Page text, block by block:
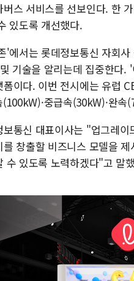
스 서비스를 선보인다. 한
있도록 개선했다.
'에서는 롯데정보통신 자회
기술을 알리는데 집중한다
폼이다. 이번 전시에는 유럽
(100kW)·중급속(30kW)·완
통신 대표이사는 "업그레
를 창출할 비즈니스 모델을
수 있도록 노력하겠다"고 말